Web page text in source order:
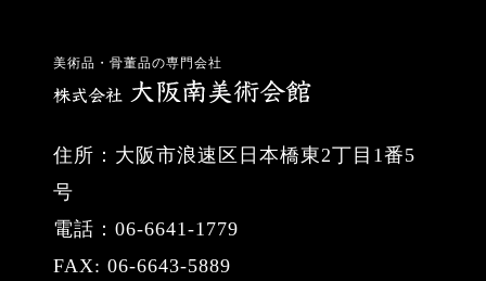
美術品・骨董品の専門会社
住所：大阪市浪速区日本橋東2丁目1番5
号
電話：06-6641-1779
FAX: 06-6643-5889